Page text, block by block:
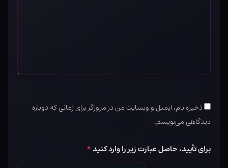
ذخیره نام، ایمیل و وبسایت من در مرورگر برای زمانی که دوباره
دیدگاهی می‌نویسم.
برای تأیید، حاصل عبارت زیر را وارد کنید*